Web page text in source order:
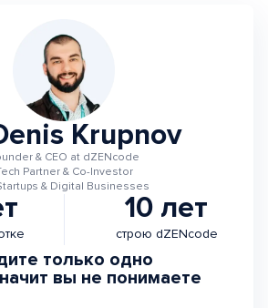
Krupnov
& CEO at dZENcode
Partner & Co-Investor
& Digital Businesses
10 лет
строю dZENcode
только одно
вы не понимаете